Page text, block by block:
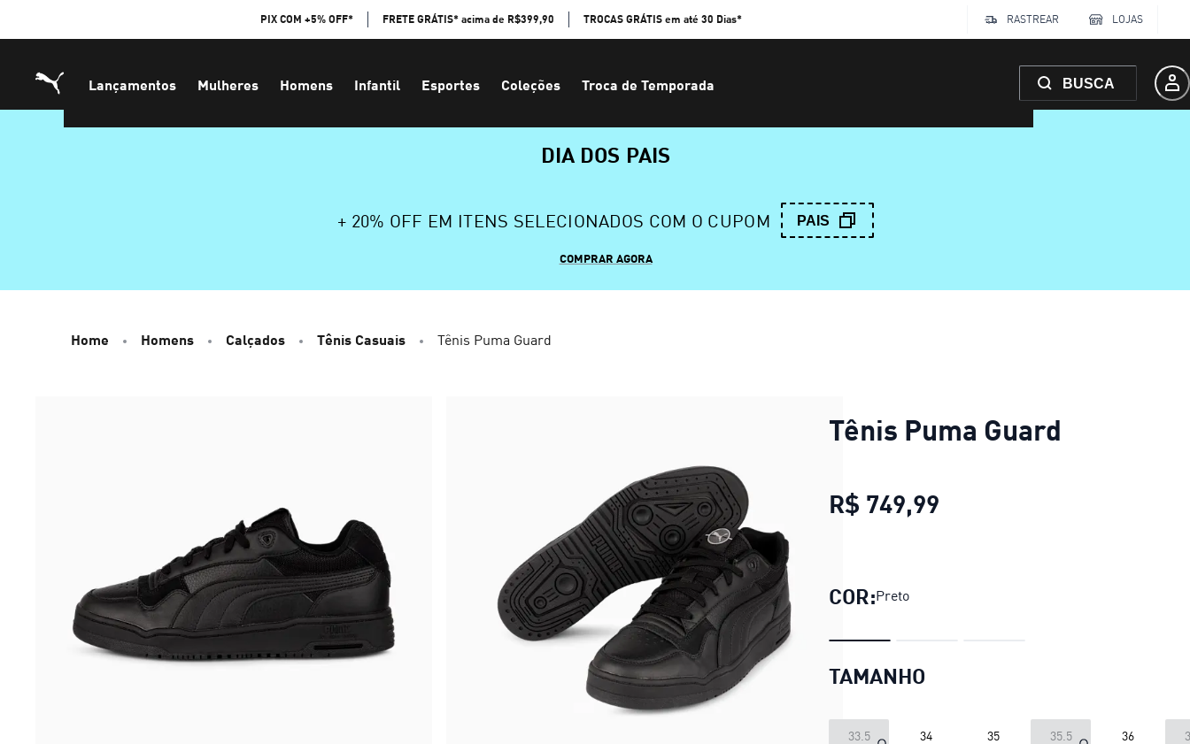
PIX COM +5% OFF* FRETE GRÁTIS* acima de R$399,90 TROCAS GRÁTIS em até 30 Dias* RASTREAR LOJAS
Lançamentos Mulheres Homens Infantil Esportes Coleções Troca de Temporada BUSCA
DIA DOS PAIS
+ 20% OFF EM ITENS SELECIONADOS COM O CUPOM PAIS
COMPRAR AGORA
Home Homens Calçados Tênis Casuais Tênis Puma Guard
Tênis Puma Guard
R$ 749,99
COR:Preto
TAMANHO
33.5 34 35 35.5 36